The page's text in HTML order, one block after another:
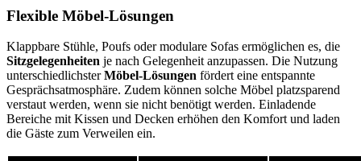
Flexible Möbel-Lösungen
Klappbare Stühle, Poufs oder modulare Sofas ermöglichen es, die
Sitzgelegenheiten je nach Gelegenheit anzupassen. Die Nutzung
unterschiedlichsterMöbel-Lösungen fördert eine entspannte
Gesprächsatmosphäre. Zudem können solche Möbel platzsparend
verstaut werden, wenn sie nicht benötigt werden. Einladende
Bereiche mit Kissen und Decken erhöhen den Komfort und laden
die Gäste zum Verweilen ein.